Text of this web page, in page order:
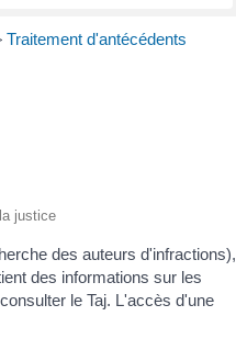
Traitement d'antécédents
justice
des auteurs d'infractions),
des informations sur les
le Taj. L'accès d'une